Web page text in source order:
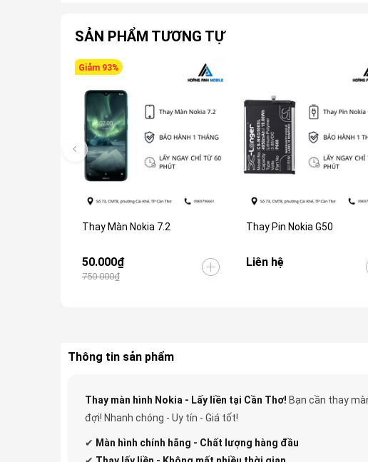
SẢN PHẨM TƯƠNG TỰ
Giảm 93%
Thay Màn Nokia 7.2
50.000₫
750.000₫
Thay Pin Nokia G50
Liên hệ
Thông tin sản phẩm
Thay màn hình Nokia - Lấy liền tại Cần Thơ! Bạn cần thay
đợi! Nhanh chóng - Uy tín - Giá tốt!
✔ Màn hình chính hãng - Chất lượng hàng đầu